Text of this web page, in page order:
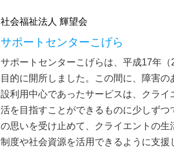
社会福祉法人 輝望会
サポートセンターこげら
サポートセンターこげらは、平成17年
目的に開所しました。この間に、障害
設利用中心であったサービスは、クラ
活を目指すことができるものに少しず
の思いを受け止めて、クライエントの
制度や社会資源を活用できるように支